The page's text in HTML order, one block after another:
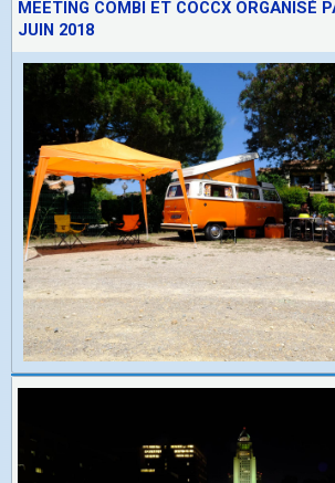
MEETING COMBI ET COCCX ORGANISÉ
JUIN 2018